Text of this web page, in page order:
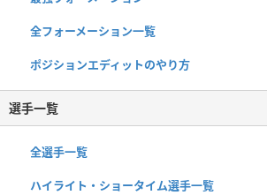
全フォーメーション一覧
ポジションエディットのやり方
選手一覧
全選手一覧
ハイライト・ショータイム選手一覧